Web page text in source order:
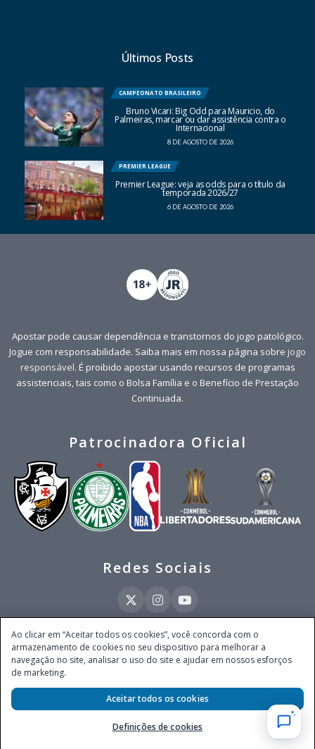
Últimos Posts
CAMPEONATO BRASILEIRO
Bruno Vicari: Big Odd para Mauricio, do
Palmeiras, marcar ou dar assistência contra o
Internacional
8 DE AGOSTO DE 2026
PREMIER LEAGUE
Premier League: veja as odds para o título da
temporada 2026/27
6 DE AGOSTO DE 2026
Apostar pode causar dependência e transtornos do jogo patológico.
Jogue com responsabilidade. Saiba mais em nossa página sobre jogo
responsável. É proibido apostar usando recursos de programas
assistenciais, tais como o Bolsa Família e o Benefício de Prestação
Continuada.
Patrocinadora Oficial
Redes Sociais
Este site é operado pela Ventmear Brasil LTDA (CNPJ 52.868.380/0001-84), com
endereço na Avenida Brigadeiro Faria Lima, nº 4.055, 3º andar, Itaim Bibi, no
Município de São Paulo, Estado de São Paulo, CEP 04538-133, Brasil - empresa
autorizada a operar apostas de quota fixa em todo território nacional pela
Secretaria de Prêmios e Apostas do Ministério da Fazenda, conforme Portaria nº
247, de 07.02.2025, publicada no DOU em 11.2.2025.
Ao clicar em “Aceitar todos os cookies”, você concorda com o
armazenamento de cookies no seu dispositivo para melhorar a
navegação no site, analisar o uso do site e ajudar em nossos esforços
de marketing.
Definições de cookies
Aceitar todos os cookies